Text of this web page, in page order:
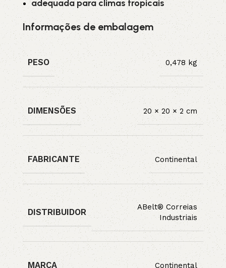
adequada para climas tropicais
Informações de embalagem
PESO 0,478 kg
DIMENSÕES 20 × 20 × 2 cm
FABRICANTE Continental
DISTRIBUIDOR
ABelt® Correias
Industriais
MARCA Continental